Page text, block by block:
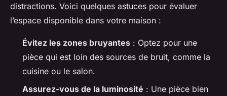
distractions. Voici quelques astuces pour évaluer
l’espace disponible dans votre maison :
Évitez les zones bruyantes : Optez pour une
pièce qui est loin des sources de bruit, comme la
cuisine ou le salon.
Assurez-vous de la luminosité : Une pièce bien